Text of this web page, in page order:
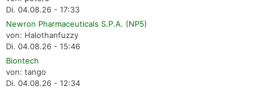
Di. 04.08.26 - 17:33
Newron Pharmaceuticals S.P.A. (NP5)
von: Halothanfuzzy
Di. 04.08.26 - 15:46
Biontech
von: tango
Di. 04.08.26 - 12:34